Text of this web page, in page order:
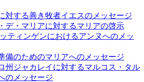
対する善き牧者イエスのメッセージ
デ・マリアに対するマリアの啓示
ティンゲンにおけるアンヌへのメッ
備のためのマリアへのメッセージ
州ジャカレイに対するマルコス・タル
のメッセージ